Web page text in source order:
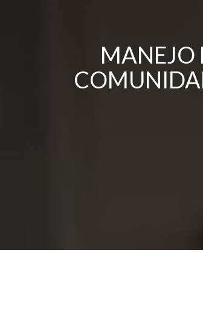
MANEJO